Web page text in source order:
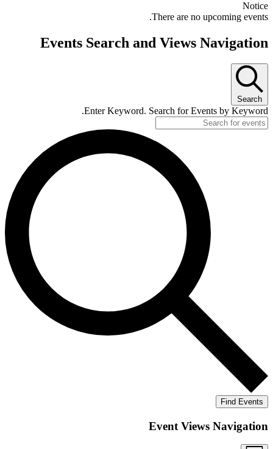
Notice
There are no upcoming events.
Events Search and Views Navigation
Search
Enter Keyword. Search for Events by Keyword.
Find Events
Event Views Navigation